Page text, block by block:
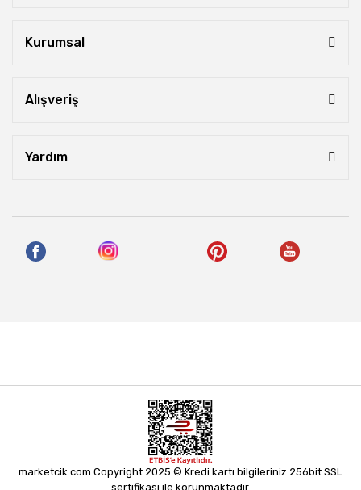
Kurumsal
Alışveriş
Yardım
marketcik.com Copyright 2025 © Kredi kartı bilgileriniz 256bit SSL
sertifikası ile korunmaktadır.